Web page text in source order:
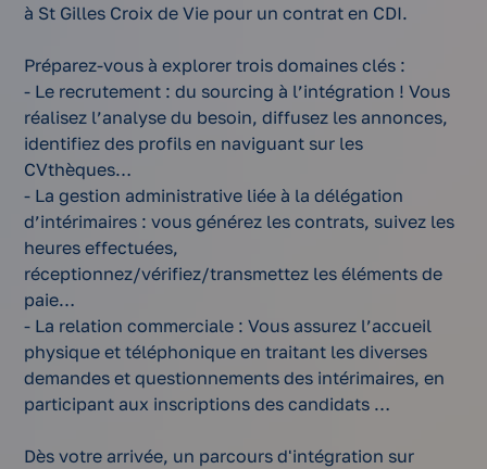
à St Gilles Croix de Vie pour un contrat en CDI.
Préparez-vous à explorer trois domaines clés :
- Le recrutement : du sourcing à l’intégration ! Vous
réalisez l’analyse du besoin, diffusez les annonces,
identifiez des profils en naviguant sur les
CVthèques…
- La gestion administrative liée à la délégation
d’intérimaires : vous générez les contrats, suivez les
heures effectuées,
réceptionnez/vérifiez/transmettez les éléments de
paie…
- La relation commerciale : Vous assurez l’accueil
physique et téléphonique en traitant les diverses
demandes et questionnements des intérimaires, en
participant aux inscriptions des candidats …
Dès votre arrivée, un parcours d'intégration sur